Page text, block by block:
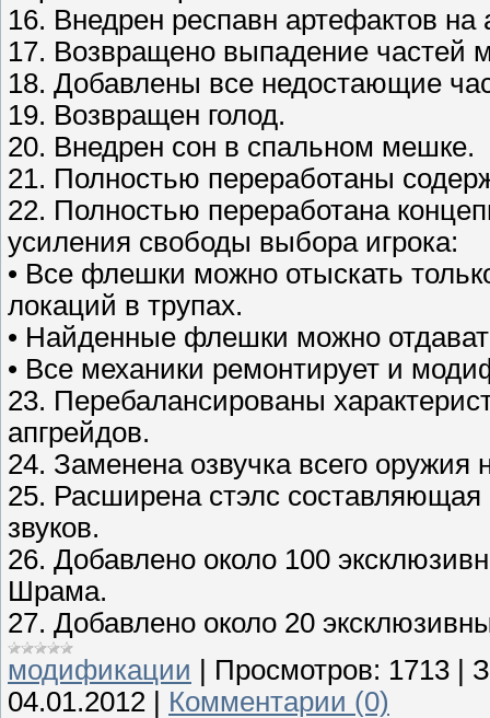
16. Внедрен респавн артефактов
17. Возвращено выпадение частей
18. Добавлены все недостающие
19. Возвращен голод.
20. Внедрен сон в спальном мешке.
21. Полностью переработаны
22. Полностью переработана
усиления свободы выбора игрока:
• Все флешки можно отыскать
локаций в трупах.
• Найденные флешки можно
• Все механики ремонтирует и
23. Перебалансированы
апгрейдов.
24. Заменена озвучка всего
25. Расширена стэлс составляющая
звуков.
26. Добавлено около 100
Шрама.
27. Добавлено около 20
модификации
Просмотров: 1713
04.01.2012
Комментарии (0)